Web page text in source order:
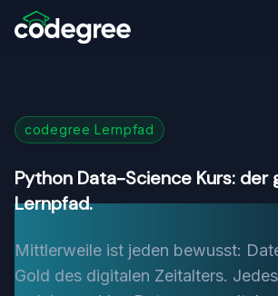
codegree Lernpfad
Python Data-Science Kurs: der
Lernpfad.
Mittlerweile ist jeden bewusst:
Gold des digitalen Zeitalters.